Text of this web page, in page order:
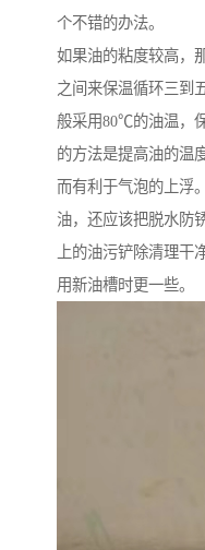
个不错的办法。
如果油的粘度较高，
之间来保温循环三到
般采用80℃的油温，
的方法是提高油的温
而有利于气泡的上浮
油，还应该把脱水防
上的油污铲除清理干
用新油槽时更一些。